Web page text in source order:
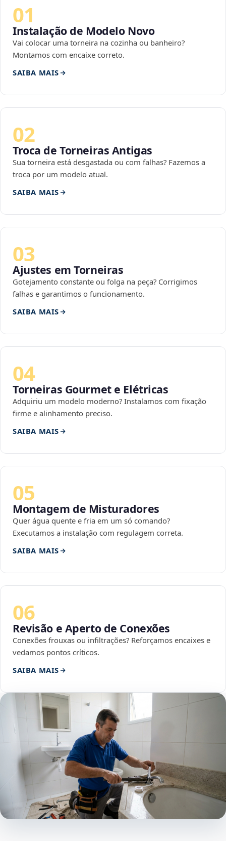
01
Instalação de Modelo Novo
Vai colocar uma torneira na cozinha ou banheiro?
Montamos com encaixe correto.
SAIBA MAIS
02
Troca de Torneiras Antigas
Sua torneira está desgastada ou com falhas? Fazemos a
troca por um modelo atual.
SAIBA MAIS
03
Ajustes em Torneiras
Gotejamento constante ou folga na peça? Corrigimos
falhas e garantimos o funcionamento.
SAIBA MAIS
04
Torneiras Gourmet e Elétricas
Adquiriu um modelo moderno? Instalamos com fixação
firme e alinhamento preciso.
SAIBA MAIS
05
Montagem de Misturadores
Quer água quente e fria em um só comando?
Executamos a instalação com regulagem correta.
SAIBA MAIS
06
Revisão e Aperto de Conexões
Conexões frouxas ou infiltrações? Reforçamos encaixes e
vedamos pontos críticos.
SAIBA MAIS